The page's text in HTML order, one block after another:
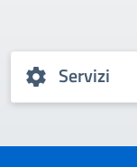
Servizi